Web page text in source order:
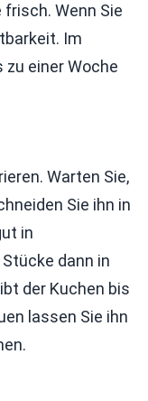
Wenn Sie
Im
zu einer Woche
Warten Sie,
Sie ihn in
in
dann in
der Kuchen bis
lassen Sie ihn